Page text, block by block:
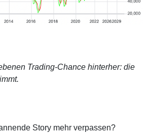
Trading-Chance hinterher: die
Story mehr verpassen?